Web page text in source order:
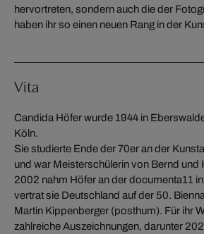
hervortreten, sondern auch die der
haben ihr so einen neuen Rang in der
Vita
Candida Höfer wurde 1944 in
Köln.
Sie studierte Ende der 70er an der
und war Meisterschülerin von Bernd und
2002 nahm Höfer an der documenta11
vertrat sie Deutschland auf der 50.
Martin Kippenberger (posthum). Für ihr
zahlreiche Auszeichnungen, darunter